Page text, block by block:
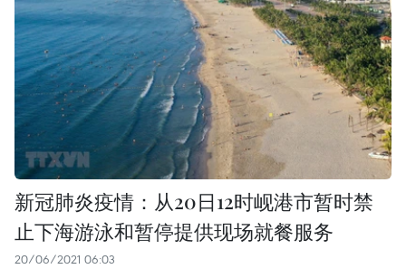
新冠肺炎疫情：从20日12时岘港市暂时禁
止下海游泳和暂停提供现场就餐服务
20/06/2021 06:03